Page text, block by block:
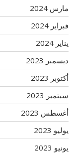
مارس 2024
فبراير 2024
يناير 2024
ديسمبر 2023
أكتوبر 2023
سبتمبر 2023
أغسطس 2023
يوليو 2023
يونيو 2023